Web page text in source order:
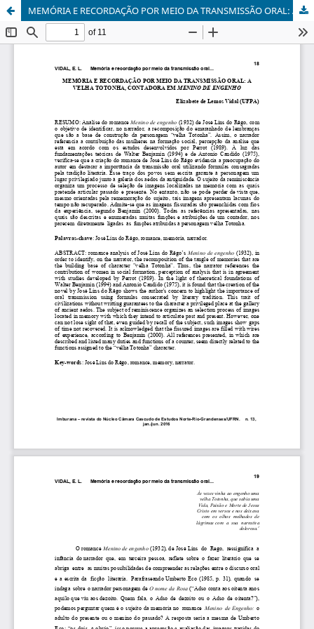
MEMÓRIA E RECORDAÇÃO POR MEIO DA TRANSMISSÃO ORAL: A VELHA TOTONHA, CONTADORA EM MENINO DE ENGENHO